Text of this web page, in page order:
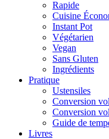
Rapide
Cuisine
Instant Pot
Végétarien
Vegan
Sans Gluten
Ingrédients
Pratique
Ustensiles
Conversion
Conversion
Guide de
Livres